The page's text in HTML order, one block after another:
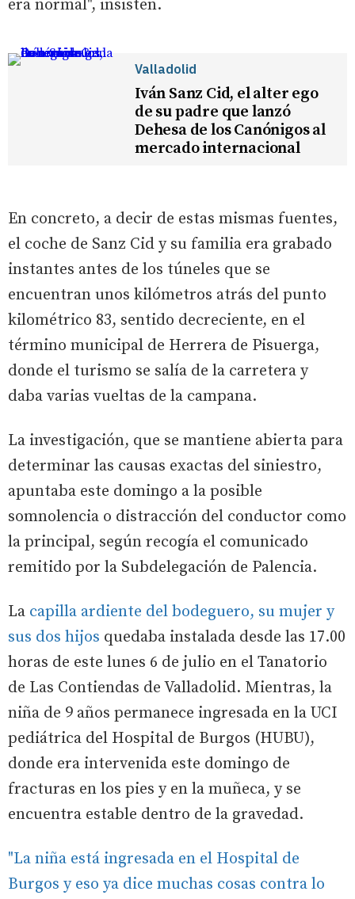
era normal", insisten.
Valladolid
Iván Sanz Cid, el alter ego
de su padre que lanzó
Dehesa de los Canónigos al
mercado internacional
En concreto, a decir de estas mismas fuentes,
el coche de Sanz Cid y su familia era grabado
instantes antes de los túneles que se
encuentran unos kilómetros atrás del punto
kilométrico 83, sentido decreciente, en el
término municipal de Herrera de Pisuerga,
donde el turismo se salía de la carretera y
daba varias vueltas de la campana.
La investigación, que se mantiene abierta para
determinar las causas exactas del siniestro,
apuntaba este domingo a la posible
somnolencia o distracción del conductor como
la principal, según recogía el comunicado
remitido por la Subdelegación de Palencia.
La capilla ardiente del bodeguero, su mujer y
sus dos hijos quedaba instalada desde las 17.00
horas de este lunes 6 de julio en el Tanatorio
de Las Contiendas de Valladolid. Mientras, la
niña de 9 años permanece ingresada en la UCI
pediátrica del Hospital de Burgos (HUBU),
donde era intervenida este domingo de
fracturas en los pies y en la muñeca, y se
encuentra estable dentro de la gravedad.
"La niña está ingresada en el Hospital de
Burgos y eso ya dice muchas cosas contra lo